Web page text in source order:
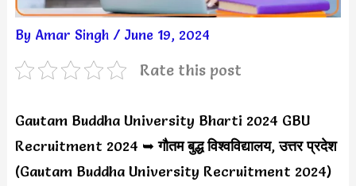
By Amar Singh / June 19, 2024
Rate this post
Gautam Buddha University Bharti 2024 GBU
Recruitment 2024 ➥गौतम बुद्ध विश्वविद्यालय,उत्तर प्रदेश
(Gautam Buddha University Recruitment 2024)